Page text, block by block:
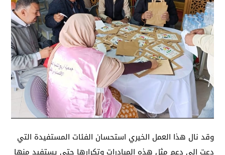
وقد نال هذا العمل الخيري استحسان الفئات المستفيدة التي
دعت إلى دعم مثل هذه المبادرات وتكرارها حتى يستفيد منها